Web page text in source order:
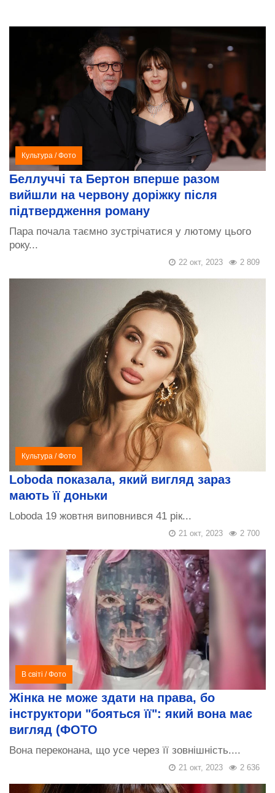
Культура /Фото
Беллуччі та Бертон вперше разом
вийшли на червону доріжку після
підтвердження роману
Пара почала таємно зустрічатися у лютому цього
року...
2 809
22 окт, 2023
Культура /Фото
Loboda показала, який вигляд зараз
мають її доньки
Loboda 19 жовтня виповнився 41 рік...
2 700
21 окт, 2023
В світі /Фото
Жінка не може здати на права, бо
інструктори "бояться її": який вона має
вигляд (ФОТО
Вона переконана, що усе через її зовнішність....
2 636
21 окт, 2023